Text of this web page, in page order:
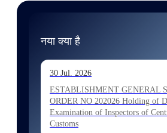
नया क्या है
30 Jul. 2026
ESTABLISHMENT GENERAL
ORDER NO 202026 Holding of
Examination of Inspectors of
Customs